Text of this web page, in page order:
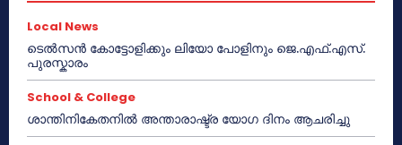
Local News
ടെൽസൻ കോട്ടോളിക്കും ലിയോ പോളിനും ജെ.എഫ്.എസ്.
പുരസ്കാരം
School & College
ശാന്തിനികേതനിൽ അന്താരാഷ്ട്ര യോഗ ദിനം ആചരിച്ചു